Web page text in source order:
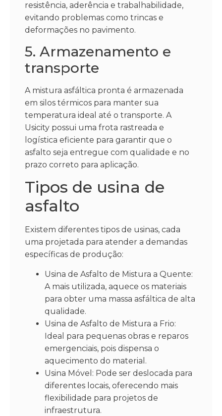
resistência, aderência e trabalhabilidade,
evitando problemas como trincas e
deformações no pavimento.
5. Armazenamento e
transporte
A mistura asfáltica pronta é armazenada
em silos térmicos para manter sua
temperatura ideal até o transporte. A
Usicity possui uma frota rastreada e
logística eficiente para garantir que o
asfalto seja entregue com qualidade e no
prazo correto para aplicação.
Tipos de usina de
asfalto
Existem diferentes tipos de usinas, cada
uma projetada para atender a demandas
específicas de produção:
Usina de Asfalto de Mistura a Quente:
A mais utilizada, aquece os materiais
para obter uma massa asfáltica de alta
qualidade.
Usina de Asfalto de Mistura a Frio:
Ideal para pequenas obras e reparos
emergenciais, pois dispensa o
aquecimento do material.
Usina Móvel: Pode ser deslocada para
diferentes locais, oferecendo mais
flexibilidade para projetos de
infraestrutura.